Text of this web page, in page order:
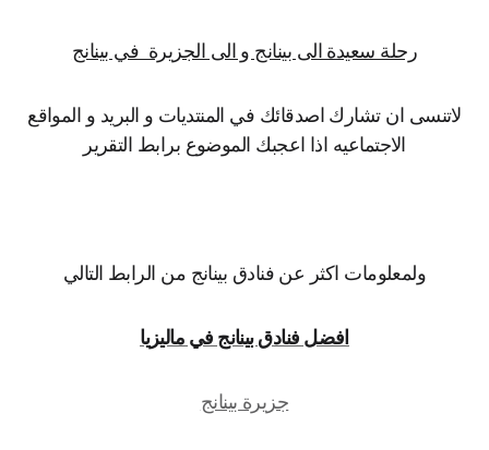
رحلة سعيدة الى بينانج و الى الجزيرة في بينانج
لاتنسى ان تشارك اصدقائك في المنتديات و البريد و المواقع
الاجتماعيه اذا اعجبك الموضوع برابط التقرير
ولمعلومات اكثر عن فنادق بينانج من الرابط التالي
افضل فنادق بينانج في ماليزيا
جزيرة بينانج